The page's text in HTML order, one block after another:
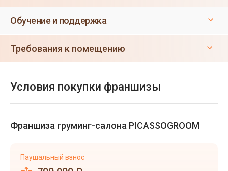
Обучение и поддержка
Требования к помещению
Условия покупки франшизы
Франшиза груминг-салона PICASSOGROOM
Паушальный взнос